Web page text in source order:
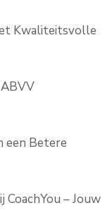
Kwaliteitsvolle
een Betere
CoachYou – Jouw